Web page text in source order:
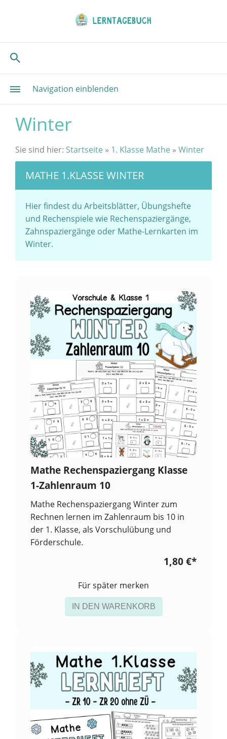
Navigation einblenden
Winter
Sie sind hier: Startseite » 1. Klasse Mathe » Winter
MATHE 1.KLASSE WINTER
Hier findest du Arbeitsblätter, Übungshefte
und Rechenspiele wie Rechenspaziergänge,
Zahnspaziergänge oder Mathe-Lernkarten im
Winter.
Mathe Rechenspaziergang Klasse
1-Zahlenraum 10
Mathe Rechenspaziergang Winter zum
Rechnen lernen im Zahlenraum bis 10 in
der 1. Klasse, als Vorschulübung und
Förderschule.
1,80 €*
Für später merken
IN DEN WARENKORB